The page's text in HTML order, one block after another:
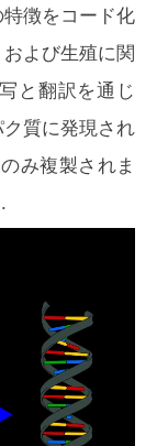
徴をコード化
よび生殖に関
と翻訳を通じ
質に発現され
み複製されま